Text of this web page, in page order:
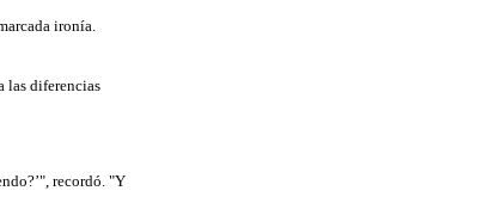
ironía.
las diferencias
recordó. "Y